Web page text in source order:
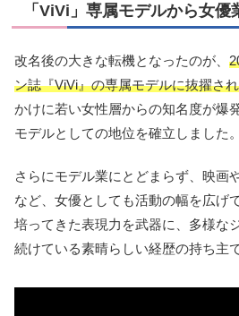
「ViVi」専属モデルから女優
改名後の大きな転機となったのが、
ン誌『ViVi』の専属モデルに抜擢さ
かけに若い女性層からの知名度が爆
モデルとしての地位を確立しました。
さらにモデル業にとどまらず、映画
など、女優としても活動の幅を広げ
培ってきた表現力を武器に、多様な
続けている素晴らしい経歴の持ち主で